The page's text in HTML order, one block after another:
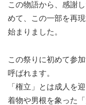
この物語から、感謝
めて、この一部を再
始まりました。
この祭りに初めて参
呼ばれます。
「権立」とは成人を
着物や男根を象った